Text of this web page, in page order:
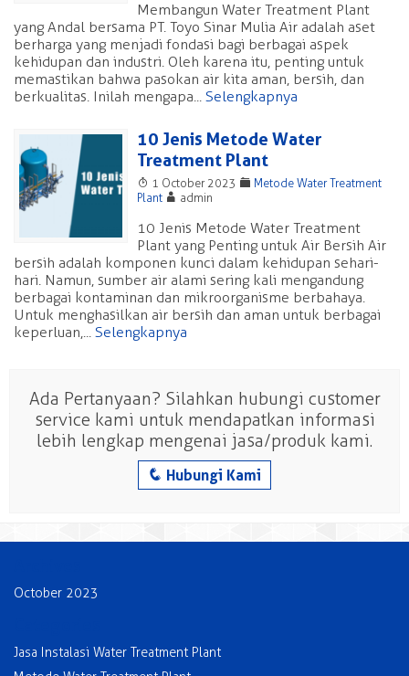
Membangun Water Treatment Plant
yang Andal bersama PT. Toyo Sinar Mulia Air adalah aset
berharga yang menjadi fondasi bagi berbagai aspek
kehidupan dan industri. Oleh karena itu, penting untuk
memastikan bahwa pasokan air kita aman, bersih, dan
berkualitas. Inilah mengapa... Selengkapnya
10 Jenis Metode Water
Treatment Plant
T 1 October 2023 F Metode Water Treatment
Plant A admin
10 Jenis Metode Water Treatment
Plant yang Penting untuk Air Bersih Air
bersih adalah komponen kunci dalam kehidupan sehari-
hari. Namun, sumber air alami sering kali mengandung
berbagai kontaminan dan mikroorganisme berbahaya.
Untuk menghasilkan air bersih dan aman untuk berbagai
keperluan,... Selengkapnya
Ada Pertanyaan? Silahkan hubungi customer
service kami untuk mendapatkan informasi
lebih lengkap mengenai jasa/produk kami.
q Hubungi Kami
October 2023
Jasa Instalasi Water Treatment Plant